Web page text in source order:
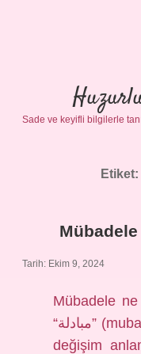
Sade ve keyifli bilgilerle
Etiket:
Mübadele
Tarih: Ekim 9, 2024
Mübadele
“مبادلة” (mubadala) kelimesi takas veya
değişim